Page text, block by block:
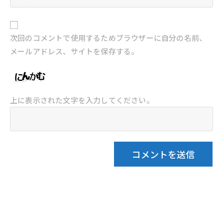
次回のコメントで使用するためブラウザーに自分の名前、
メールアドレス、サイトを保存する。
上に表示された文字を入力してください。